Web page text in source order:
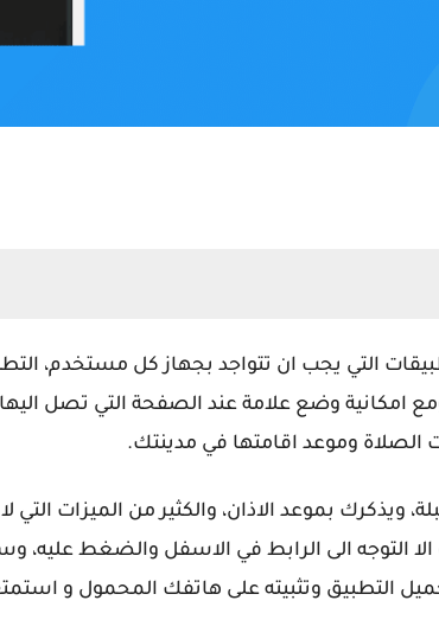
التي يجب ان تتواجد بجهاز كل مستخدم،
امكانية وضع علامة عند الصفحة التي تصل
الصلاة وموعد اقامتها في مدينتك.
ويذكرك بموعد الاذان، والكثير من الميزات التي
التوجه الى الرابط في الاسفل والضغط
التطبيق وتثبيته على هاتفك المحمول و